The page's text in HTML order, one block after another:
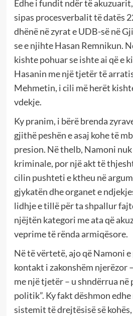
Edhe i fundit ndër të
sipas procesverbalit të datës
dhënë në zyrat e UDB-së në
se e njihte Hasan Remnikun.
kishte pohuar se ishte ai që e
Hasanin me një tjetër të
Mehmetin, i cili më herët
vdekje.
Ky pranim, i bërë brenda
gjithë peshën e asaj kohe të
presion. Në thelb, Namoni
kriminale, por një akt të
cilin pushteti e ktheu në
gjykatën dhe organet e
lidhje e tillë për ta shpallur
njëjtën kategori me ata që
veprime të rënda armiqësore.
Në të vërtetë, ajo që Namoni
kontakt i zakonshëm njerëzor
me një tjetër – u shndërrua
politik”. Ky fakt dëshmon
sistemit të drejtësisë së